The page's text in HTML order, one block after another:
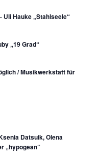
Hauke „Stahlseele“
„19 Grad“
/ Musikwerkstatt für
Datsuik, Olena
„hypogean“